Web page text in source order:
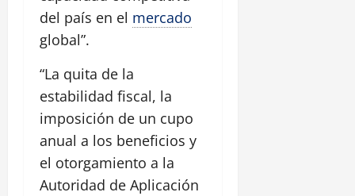
del país en el mercado
global”.
“La quita de la
estabilidad fiscal, la
imposición de un cupo
anual a los beneficios y
el otorgamiento a la
Autoridad de Aplicación